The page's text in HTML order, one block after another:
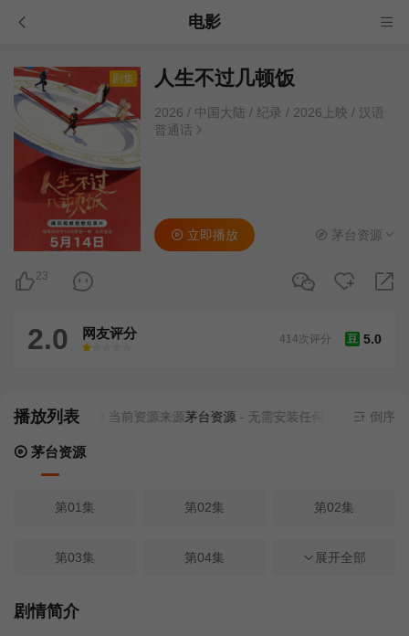
电影
剧集 人生不过几顿饭
2026 / 中国大陆 / 纪录 / 2026上映 / 汉语
普通话
23
立即播放 茅台资源
2.0 网友评分
很差
较差还行推荐
力荐
豆 5.0
414次评分
播放列表 当前资源来源茅台资源- 无需安装任何插件 倒序
茅台资源
第01集 第02集 第02集
第03集 第04集 第05集
第06集
展开全部
剧情简介